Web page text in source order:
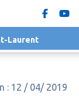
Laurent
: 12 / 04/ 2019